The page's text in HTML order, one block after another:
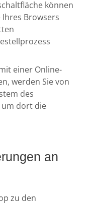
können
Ihres Browsers
einer Online-
werden Sie von
des
dort die
an
zu den